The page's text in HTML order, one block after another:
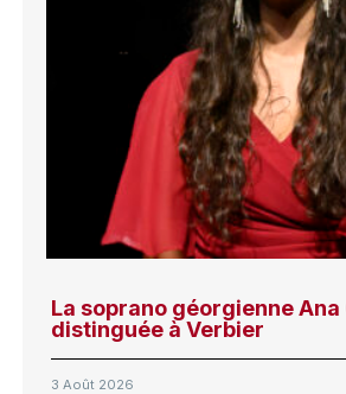
La soprano géorgienne Ana
distinguée à Verbier
3 Août 2026